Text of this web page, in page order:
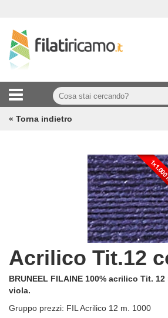
« Torna indietro
Acrilico Tit.12
BRUNEEL FILAINE 100% acrilico Tit.
viola.
Gruppo prezzi: FIL Acrilico 12 m. 1000